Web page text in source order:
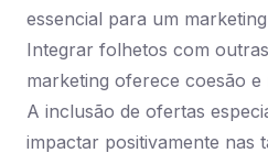
essencial para um
Integrar folhetos com
marketing oferece coesão
A inclusão de ofertas
impactar positivamente nas